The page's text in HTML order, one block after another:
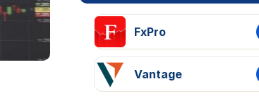
FxPro
Vantage